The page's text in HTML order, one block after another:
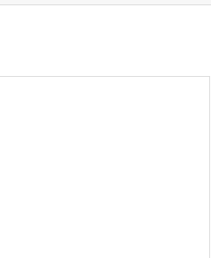
前へ
